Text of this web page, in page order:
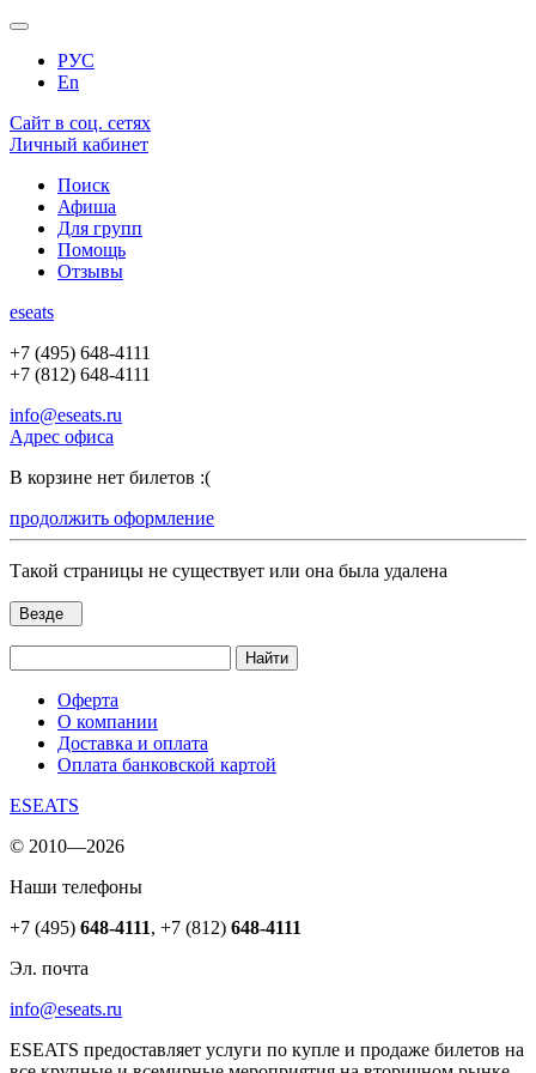
РУС
En
Сайт в соц. сетях
Личный кабинет
Поиск
Афиша
Для групп
Помощь
Отзывы
eseats
+7 (495) 648-4111
+7 (812) 648-4111
info@eseats.ru
Адрес офиса
В корзине нет билетов :(
продолжить оформление
Такой страницы не существует или она была удалена
Везде
Найти
Оферта
О компании
Доставка и оплата
Оплата банковской картой
ESEATS
© 2010—2026
Наши телефоны
+7 (495) 648-4111, +7 (812) 648-4111
Эл. почта
info@eseats.ru
ESEATS предоставляет услуги по купле и продаже билетов на